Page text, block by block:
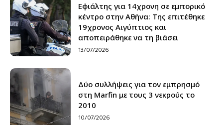
Εφιάλτης για 14χρονη σε εμπορικό
κέντρο στην Αθήνα: Της επιτέθηκε
19χρονος Αιγύπτιος και
αποπειράθηκε να τη βιάσει
13/07/2026
Δύο συλλήψεις για τον εμπρησμό
στη Marfin με τους 3 νεκρούς το
2010
10/07/2026